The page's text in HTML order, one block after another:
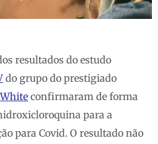
resultados do estudo
do grupo do prestigiado
confirmaram de forma
para a
para Covid. O resultado não